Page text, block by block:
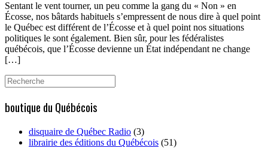
Sentant le vent tourner, un peu comme la gang du « Non » en
Écosse, nos bâtards habituels s’empressent de nous dire à quel point
le Québec est différent de l’Écosse et à quel point nos situations
politiques le sont également. Bien sûr, pour les fédéralistes
québécois, que l’Écosse devienne un État indépendant ne change
[…]
Search
for:
boutique du Québécois
disquaire de Québec Radio (3)
librairie des éditions du Québécois (51)